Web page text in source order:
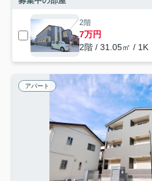
2階
7万円
2階 / 31.05㎡ / 1K
アパート